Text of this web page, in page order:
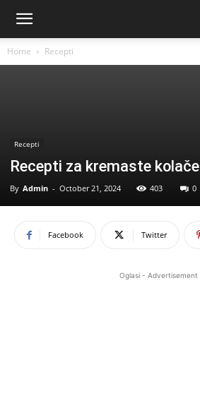
Home Recepti
Recepti
Recepti za kremaste kolače
By Admin - October 21, 2024 403 0
Facebook Twitter
Oglasi - Advertisement